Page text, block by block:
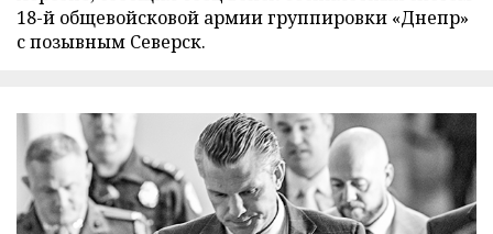
18-й общевойсковой армии группировки «Днепр»
с позывным Северск.